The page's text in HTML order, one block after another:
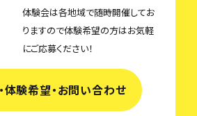
体験会は各地域で随時開催してお
りますので体験希望の方はお気軽
にご応募ください！
体験希望・お問い合わせ